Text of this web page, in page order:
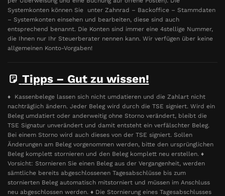
Systemkonten können Sie unter Zahnrad – Backoffice – Stammdaten
– Systemkonten einsehen und bearbeiten, diese sind auch
entsprechend benannt. Die Konten sind immer eine 4stellige Nummer,
die Ihnen nur Ihr Steuerberater nennen kann. Wir verfügen über keine
allgemeinen Konto-Vorgaben!
Tipps – Gut zu wissen!
♦ Kassenbelege lassen sich nicht umdatieren und die Zahlart nicht
nachträglich ändern. Jeder Beleg wird durch die TSE signiert. Wird ein
Beleg umdatiert oder anderweitig ohne Storno verändert, bleibt die
TSE Signatur unverändert und damit entsteht ein verfälschter Beleg.
Bei einem Storno wird auch dieses von der TSE signiert. Sollen
Änderungen am Beleg vorgenommen werden, bitte den ursprünglichen
Beleg komplett stornieren und den Beleg komplett neu erstellen. ♦
Vorsicht: Stornieren Sie einen Beleg aus der Vergangenheit, werden
sämtliche bereits abgeschlossenen Tagesabschlüsse bis zum
stornierten Beleg automatisch mitstorniert und müssen im Anschluss
neu abgeschlossen werden. ♦ Die Stornierung eines Tagesabschlusses